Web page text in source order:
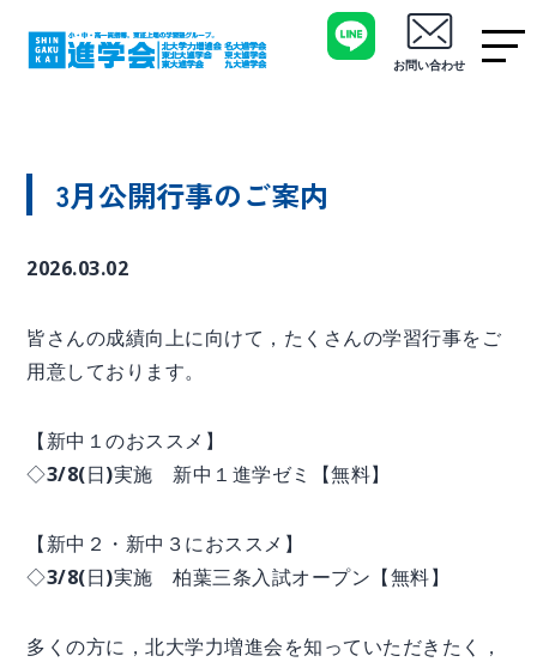
お問い合わせ
3月公開行事のご案内
2026.03.02
皆さんの成績向上に向けて，たくさんの学習行事をご
用意しております。
【新中１のおススメ】
◇3/8(日)実施 新中１進学ゼミ【無料】
【新中２・新中３におススメ】
◇3/8(日)実施 柏葉三条入試オープン【無料】
多くの方に，北大学力増進会を知っていただきたく，